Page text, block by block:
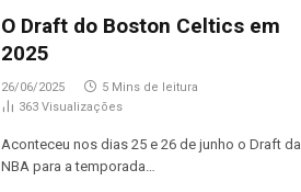
O Draft do Boston Celtics em
2025
26/06/2025
5 Mins de leitura
363 Visualizações
Aconteceu nos dias 25 e 26 de junho o Draft da
NBA para a temporada…